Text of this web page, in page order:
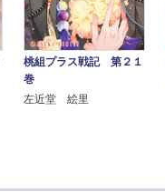
桃組プラス戦記 第２１
巻
左近堂 絵里